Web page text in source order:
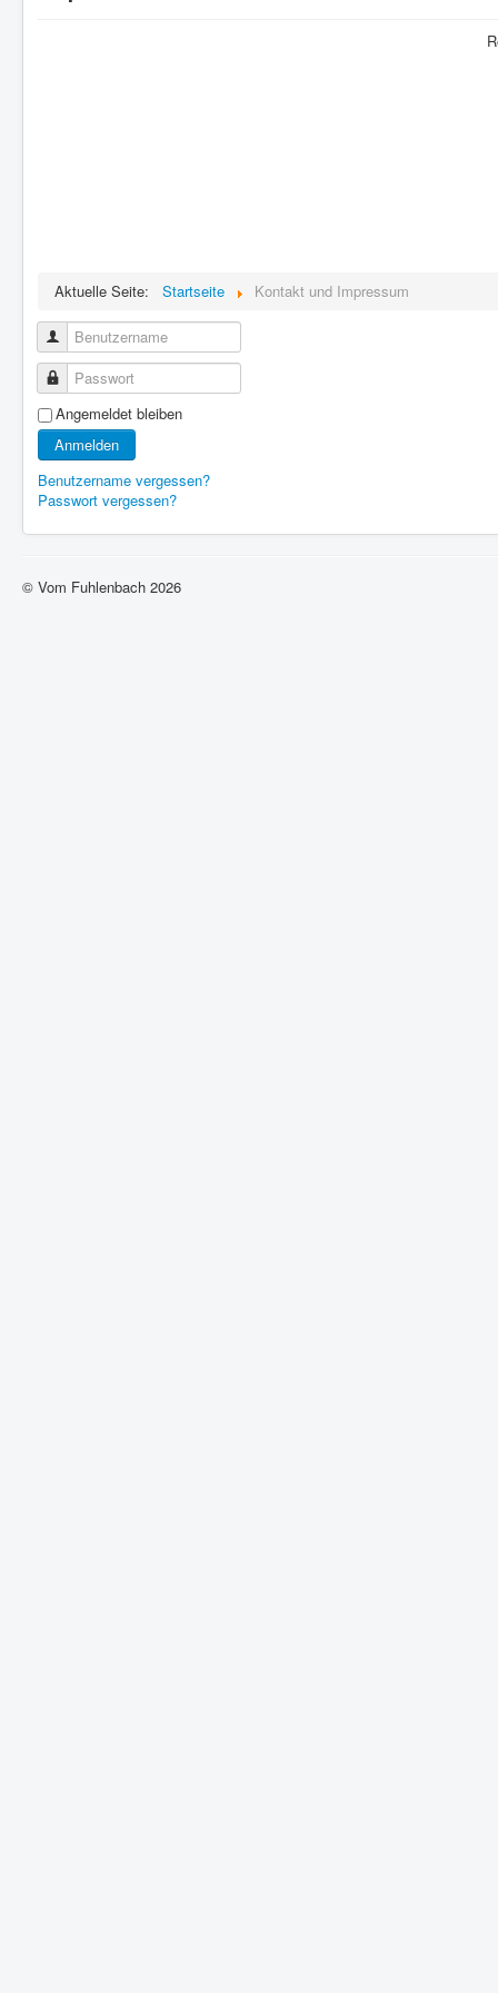
Aktuelle Seite: Startseite Kontakt und Impressum
Benutzername
Passwort
Angemeldet bleiben
Anmelden
Benutzername vergessen?
Passwort vergessen?
© Vom Fuhlenbach 2026